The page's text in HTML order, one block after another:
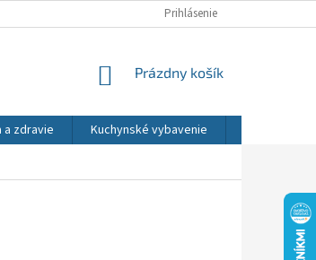
OCHRANA OSOBNÝCH ÚDAJOV REKLAMÁCIE
Prihlásenie
NÁKUPNÝ
Prázdny košík
a zdravie Kuchynské vybavenie